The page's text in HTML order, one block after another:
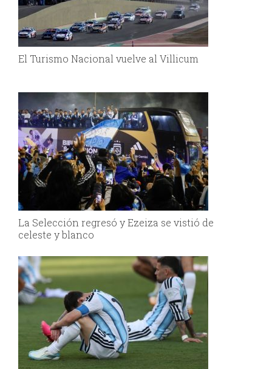
El Turismo Nacional vuelve al Villicum
La Selección regresó y Ezeiza se vistió de
celeste y blanco